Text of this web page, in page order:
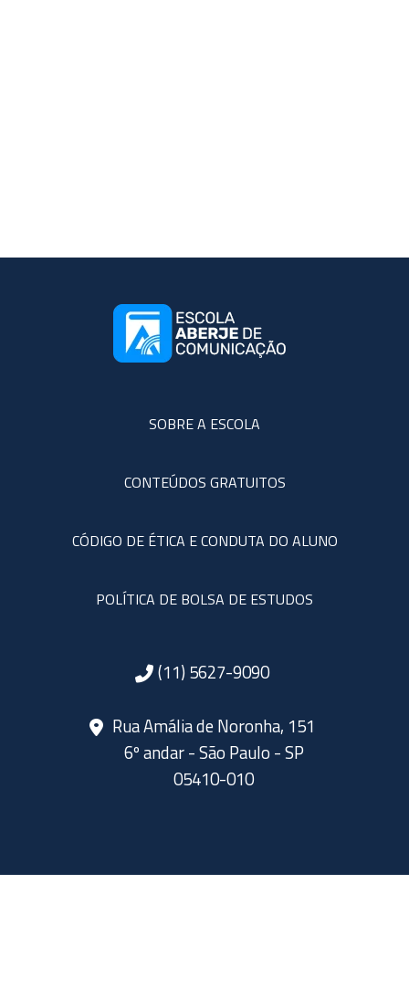
SOBRE A ESCOLA
CONTEÚDOS GRATUITOS
CÓDIGO DE ÉTICA E CONDUTA DO ALUNO
POLÍTICA DE BOLSA DE ESTUDOS
(11) 5627-9090
Rua Amália de Noronha, 151
6º andar - São Paulo - SP
05410-010